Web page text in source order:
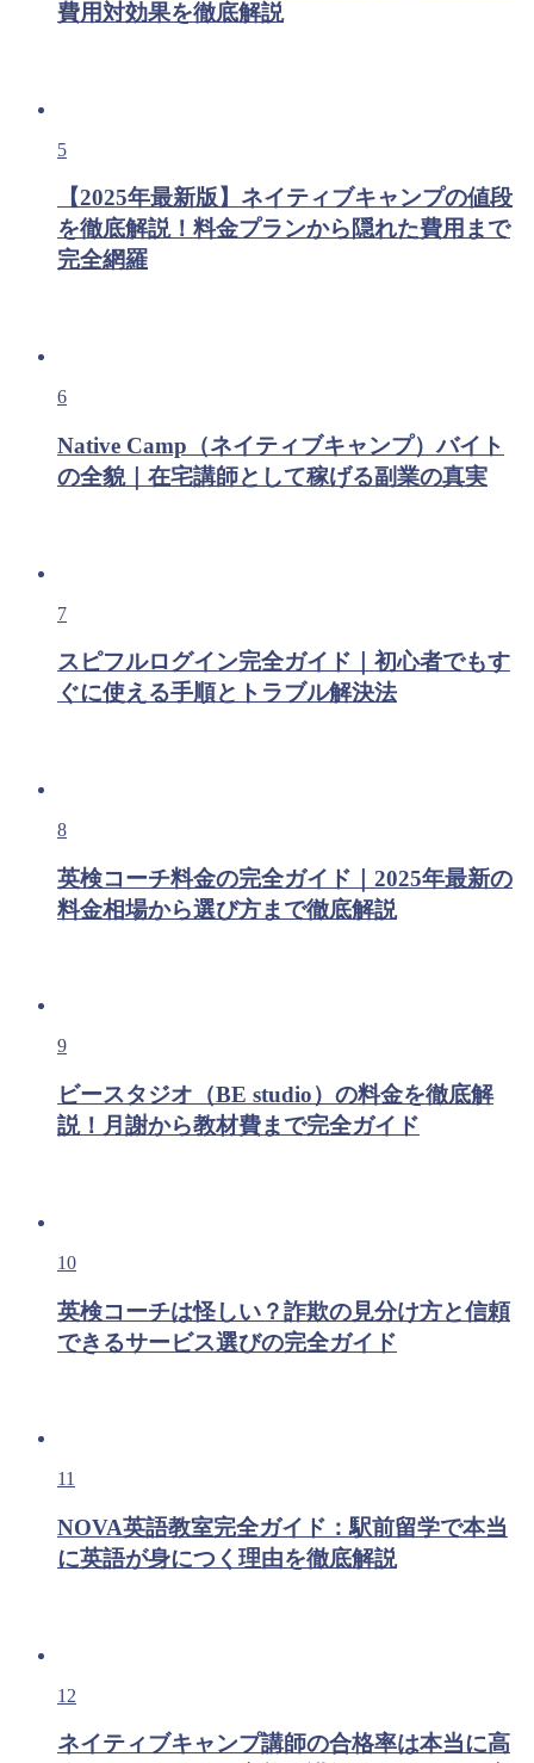
費用対効果を徹底解説
5
【2025年最新版】ネイティブキャンプの値段
を徹底解説！料金プランから隠れた費用まで
完全網羅
6
Native Camp（ネイティブキャンプ）バイト
の全貌｜在宅講師として稼げる副業の真実
7
スピフルログイン完全ガイド｜初心者でもす
ぐに使える手順とトラブル解決法
8
英検コーチ料金の完全ガイド｜2025年最新の
料金相場から選び方まで徹底解説
9
ビースタジオ（BE studio）の料金を徹底解
説！月謝から教材費まで完全ガイド
10
英検コーチは怪しい？詐欺の見分け方と信頼
できるサービス選びの完全ガイド
11
NOVA英語教室完全ガイド：駅前留学で本当
に英語が身につく理由を徹底解説
12
ネイティブキャンプ講師の合格率は本当に高